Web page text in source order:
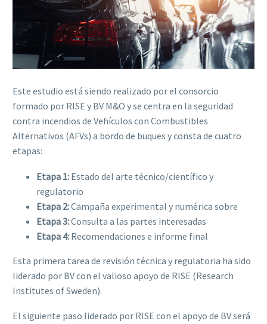
Este estudio está siendo realizado por el consorcio
formado por RISE y BV M&O y se centra en la seguridad
contra incendios de Vehículos con Combustibles
Alternativos (AFVs) a bordo de buques y consta de cuatro
etapas:
Etapa 1: Estado del arte técnico/científico y
regulatorio
Etapa 2:Campaña experimental y numérica sobre
Etapa 3:Consulta a las partes interesadas
Etapa 4: Recomendaciones e informe final
Esta primera tarea de revisión técnica y regulatoria ha sido
liderado por BV con el valioso apoyo de RISE (Research
Institutes of Sweden).
El siguiente paso liderado por RISE con el apoyo de BV será